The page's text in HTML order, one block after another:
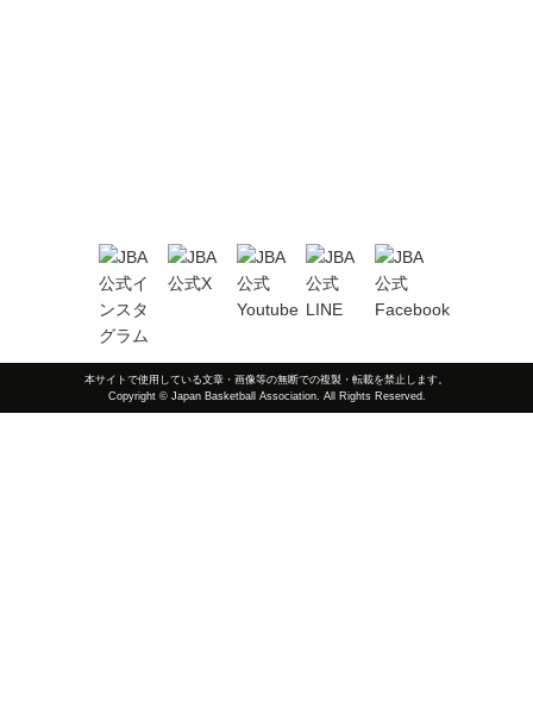
本サイトで使用している文章・画像等の無断での複製・転載を禁止します。
Copyright © Japan Basketball Association. All Rights Reserved.